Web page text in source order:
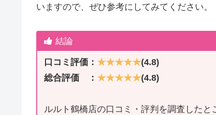
いますので、ぜひ参考にしてみてください。
結論
口コミ評価：★★★★★(4.8)
総合評価 ：★★★★★(4.8)
ルルト鶴橋店の口コミ・評判を調査したと